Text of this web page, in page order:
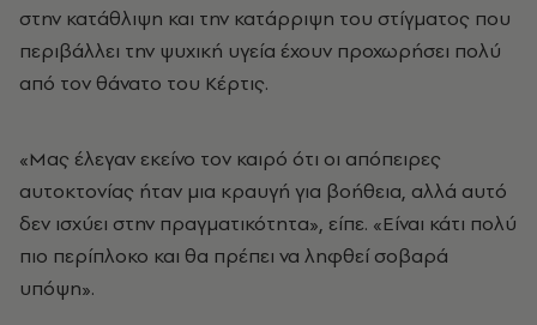
στην κατάθλιψη και την κατάρριψη του στίγματος που
περιβάλλει την ψυχική υγεία έχουν προχωρήσει πολύ
από τον θάνατο του Κέρτις.
«Μας έλεγαν εκείνο τον καιρό ότι οι απόπειρες
αυτοκτονίας ήταν μια κραυγή για βοήθεια, αλλά αυτό
δεν ισχύει στην πραγματικότητα», είπε. «Είναι κάτι πολύ
πιο περίπλοκο και θα πρέπει να ληφθεί σοβαρά
υπόψη».